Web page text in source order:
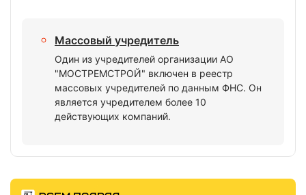
Массовый учредитель
Один из учредителей организации АО
"МОСТРЕМСТРОЙ" включен в реестр
массовых учредителей по данным ФНС. Он
является учредителем более 10
действующих компаний.